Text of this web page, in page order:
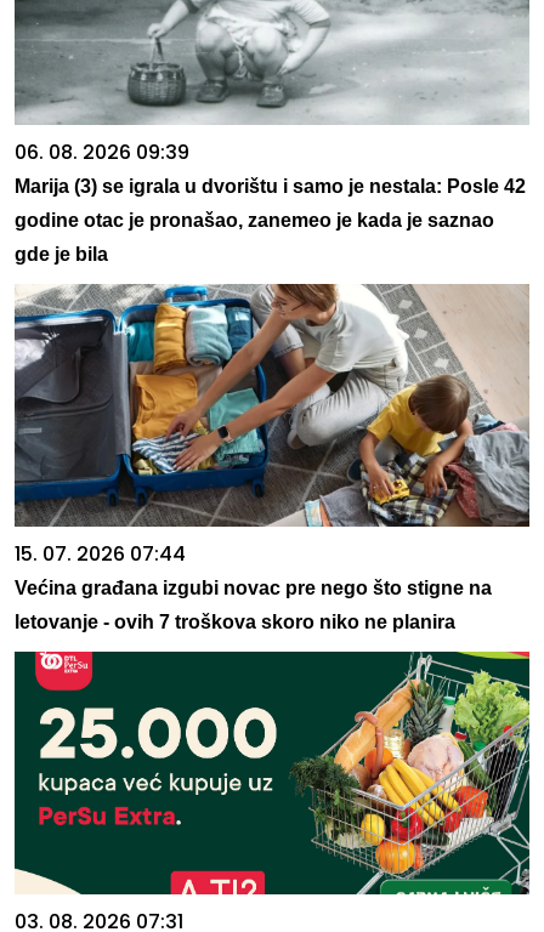
06. 08. 2026 09:39
Marija (3) se igrala u dvorištu i samo je nestala: Posle 42
godine otac je pronašao, zanemeo je kada je saznao
gde je bila
15. 07. 2026 07:44
Većina građana izgubi novac pre nego što stigne na
letovanje - ovih 7 troškova skoro niko ne planira
03. 08. 2026 07:31